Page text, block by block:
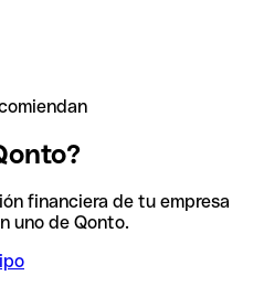
financiera de tu empresa
uno de Qonto.